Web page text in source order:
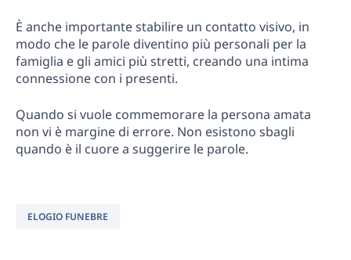
È anche importante stabilire un contatto visivo, in
modo che le parole diventino più personali per la
famiglia e gli amici più stretti, creando una intima
connessione con i presenti.
Quando si vuole commemorare la persona amata
non vi è margine di errore. Non esistono sbagli
quando è il cuore a suggerire le parole.
ELOGIO FUNEBRE